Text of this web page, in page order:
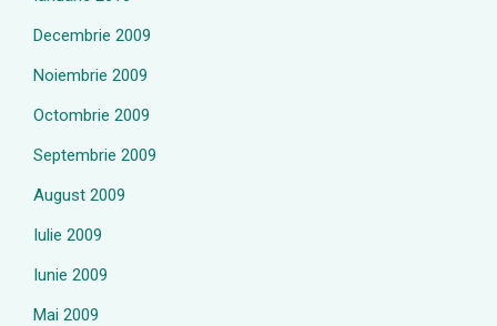
Decembrie 2009
Noiembrie 2009
Octombrie 2009
Septembrie 2009
August 2009
Iulie 2009
Iunie 2009
Mai 2009